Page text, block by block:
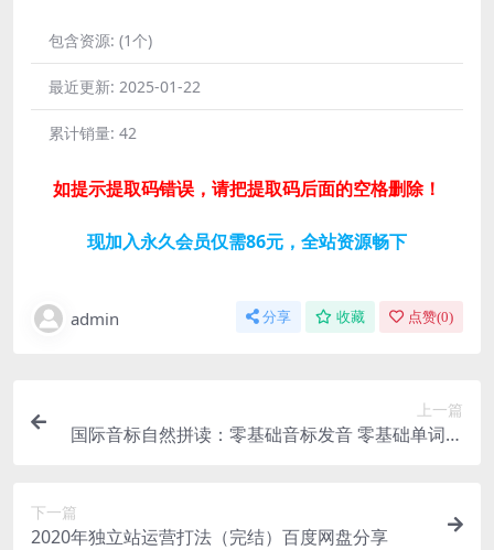
包含资源: (1个)
最近更新: 2025-01-22
累计销量: 42
如提示提取码错误，请把提取码后面的空格删除！
现加入永久会员仅需86元，全站资源畅下
admin 分享 收藏 点赞(0)
上一篇
国际音标自然拼读：零基础音标发音 零基础单词速
下一篇
2020年独立站运营打法（完结）百度网盘分享